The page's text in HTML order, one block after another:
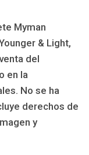
Myman
& Light,
del
en la
No se ha
derechos de
y